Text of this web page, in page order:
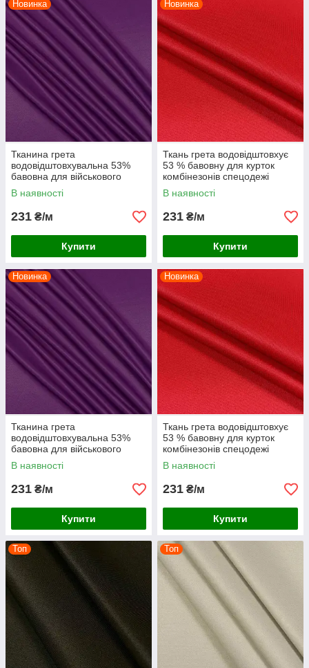
Новинка
Тканина грета
водовідштовхувальна 53%
бавовна для військового
одягу комбінезонів спецодягу
костюмів роби бузкова
В наявності
231 ₴/м
Купити
Новинка
Ткань грета водовідштовхує
53 % бавовну для курток
комбінезонів спецодежі
костюмів роби червона
В наявності
231 ₴/м
Купити
Новинка
Тканина грета
водовідштовхувальна 53%
бавовна для військового
одягу комбінезонів спецодягу
костюмів роби бузкова
В наявності
231 ₴/м
Купити
Новинка
Ткань грета водовідштовхує
53 % бавовну для курток
комбінезонів спецодежі
костюмів роби червона
В наявності
231 ₴/м
Купити
Топ Топ